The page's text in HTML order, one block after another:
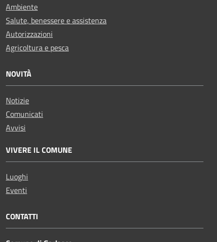
Ambiente
Salute, benessere e assistenza
Autorizzazioni
Agricoltura e pesca
NOVITÀ
Notizie
Comunicati
Avvisi
VIVERE IL COMUNE
Luoghi
Eventi
CONTATTI